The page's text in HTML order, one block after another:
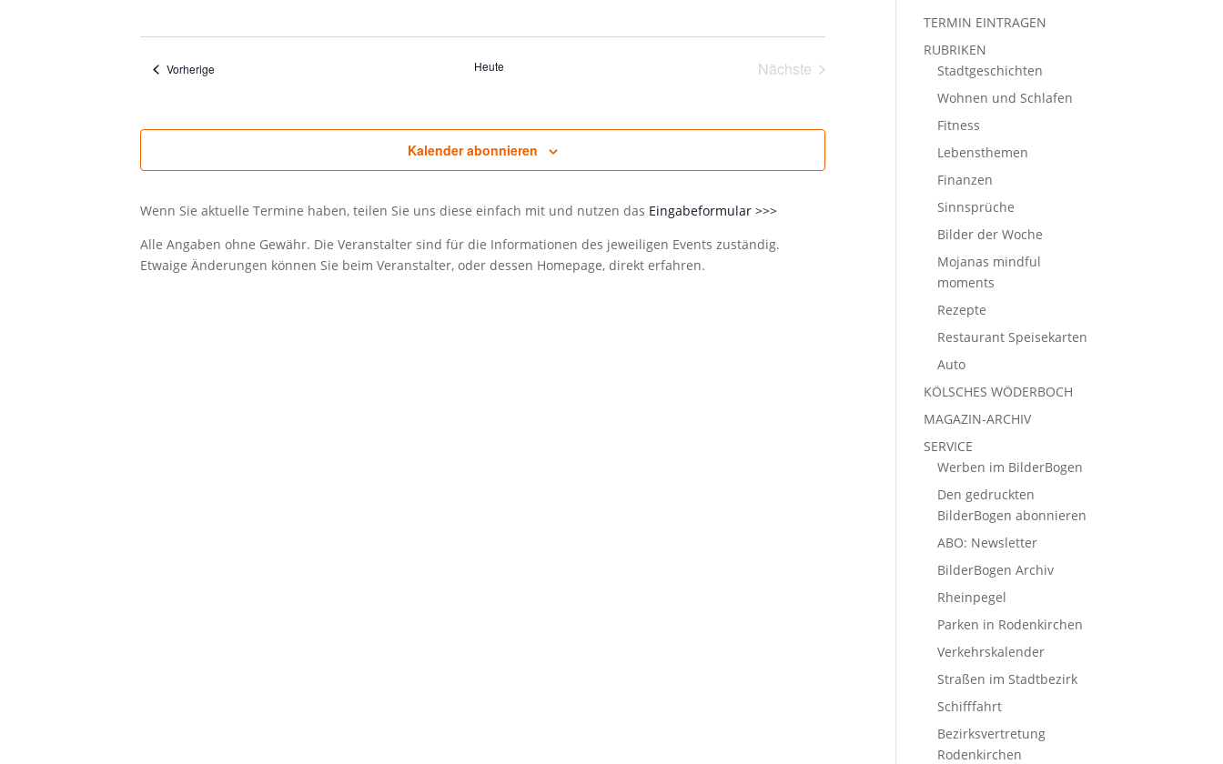
und
Navigation
VorherigeVeranstaltungen Heute
Nächste
Kalender abonnieren
Wenn Sie aktuelle Termine haben, teilen Sie uns diese einfach mit und nutzen das Eingabeformular >>>
Alle Angaben ohne Gewähr. Die Veranstalter sind für die Informationen des jeweiligen Events zuständig.
Etwaige Änderungen können Sie beim Veranstalter, oder dessen Homepage, direkt erfahren.
TERMIN EINTRAGEN
RUBRIKEN
Stadtgeschichten
Wohnen und Schlafen
Fitness
Lebensthemen
Finanzen
Sinnsprüche
Bilder der Woche
Mojanas mindful
moments
Rezepte
Restaurant Speisekarten
Auto
KÖLSCHES WÖDERBOCH
MAGAZIN-ARCHIV
SERVICE
Werben im BilderBogen
Den gedruckten
BilderBogen abonnieren
ABO: Newsletter
BilderBogen Archiv
Rheinpegel
Parken in Rodenkirchen
Verkehrskalender
Straßen im Stadtbezirk
Schifffahrt
Bezirksvertretung
Rodenkirchen